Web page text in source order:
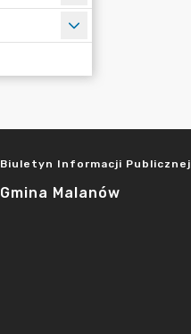
Biuletyn Informacji Publicznej
Gmina Malanów